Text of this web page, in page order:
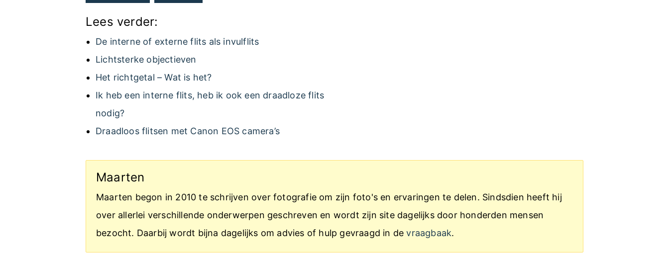
Lees verder:
De interne of externe flits als invulflits
Lichtsterke objectieven
Het richtgetal – Wat is het?
Ik heb een interne flits, heb ik ook een draadloze flits
nodig?
Draadloos flitsen met Canon EOS camera’s
Maarten
Maarten begon in 2010 te schrijven over fotografie om zijn foto's en ervaringen te delen. Sindsdien heeft hij
over allerlei verschillende onderwerpen geschreven en wordt zijn site dagelijks door honderden mensen
bezocht. Daarbij wordt bijna dagelijks om advies of hulp gevraagd in devraagbaak.